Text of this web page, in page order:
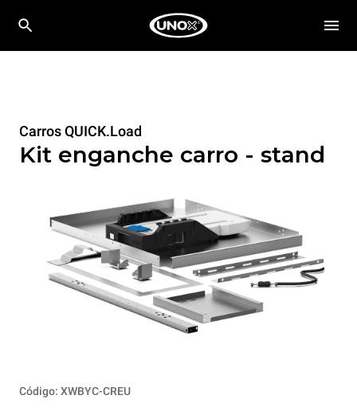
Carros QUICK.Load
Kit enganche carro - stand
Código: XWBYC-CREU